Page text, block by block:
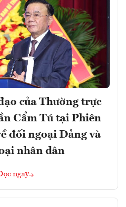
của Thường trực
Cẩm Tú tại Phiên
đối ngoại Đảng và
nhân dân
ngay